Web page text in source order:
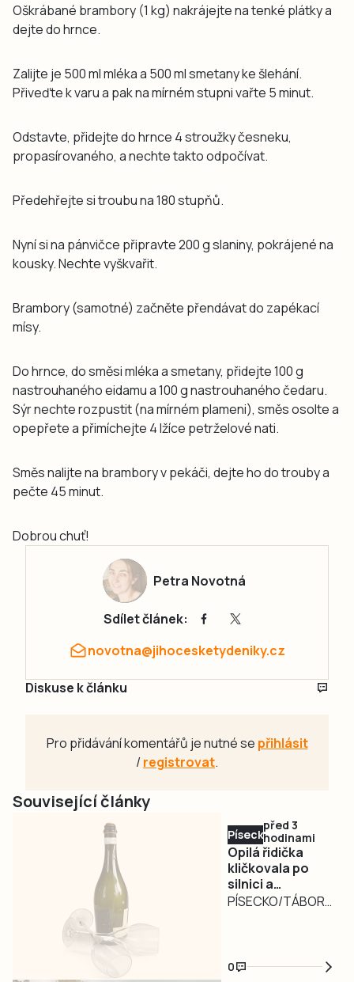
Oškrábané brambory (1 kg) nakrájejte na tenké plátky a
dejte do hrnce.
Zalijte je 500 ml mléka a 500 ml smetany ke šlehání.
Přiveďte k varu a pak na mírném stupni vařte 5 minut.
Odstavte, přidejte do hrnce 4 stroužky česneku,
propasírovaného, a nechte takto odpočívat.
Předehřejte si troubu na 180 stupňů.
Nyní si na pánvičce připravte 200 g slaniny, pokrájené na
kousky. Nechte vyškvařit.
Brambory (samotné) začněte přendávat do zapékací
mísy.
Do hrnce, do směsi mléka a smetany, přidejte 100 g
nastrouhaného eidamu a 100 g nastrouhaného čedaru.
Sýr nechte rozpustit (na mírném plameni), směs osolte a
opepřete a přimíchejte 4 lžíce petrželové nati.
Směs nalijte na brambory v pekáči, dejte ho do trouby a
pečte 45 minut.
Dobrou chuť!
Petra Novotná
Sdílet článek:
novotna@jihocesketydeniky.cz
Diskuse k článku
Pro přidávání komentářů je nutné se přihlásit
/registrovat.
Související články
Písecko
před 3
hodinami
Opilá řidička
kličkovala po
silnici a
ohrožovala
PÍSECKO/TÁBORSKO
automobil
zaměstnal ve
0